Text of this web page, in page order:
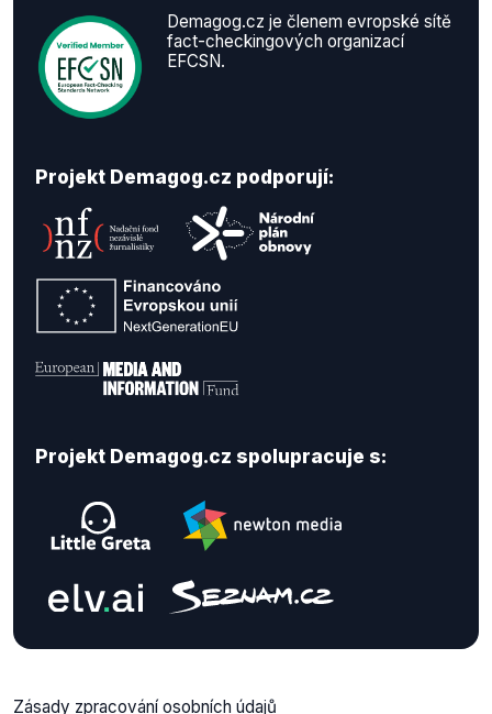
Demagog.cz je členem evropské sítě
fact-checkingových organizací
EFCSN.
Projekt Demagog.cz podporují:
Projekt Demagog.cz spolupracuje s:
Zásady zpracování osobních údajů